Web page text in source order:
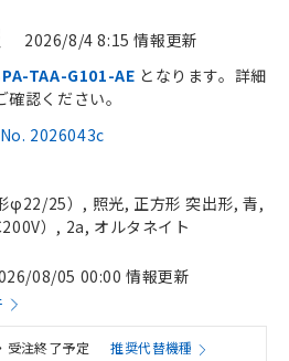
2026/8/4 8:15 情報更新
2026043c
TAA-G101-AE となります。詳細
認ください。
φ22/25）, 照光, 正方形 突出形, 青,
）, 2a, オルタネイト
08/05 00:00 情報更新
受注終了予定 推奨代替機種